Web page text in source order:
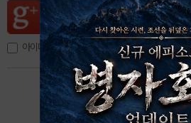
아이디, 이메일 저장
아이디 / 비밀번호 찾기